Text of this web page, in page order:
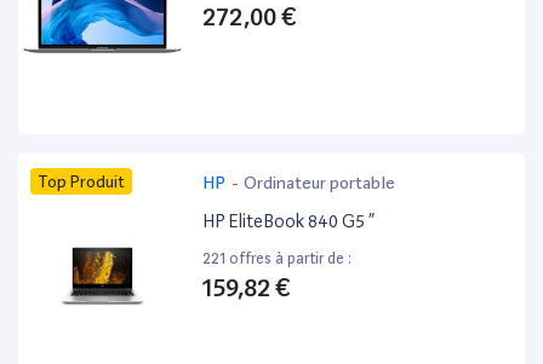
272,00 €
Top Produit HP - Ordinateur portable
HP EliteBook 840 G5 ”
221 offres à partir de :
159,82 €